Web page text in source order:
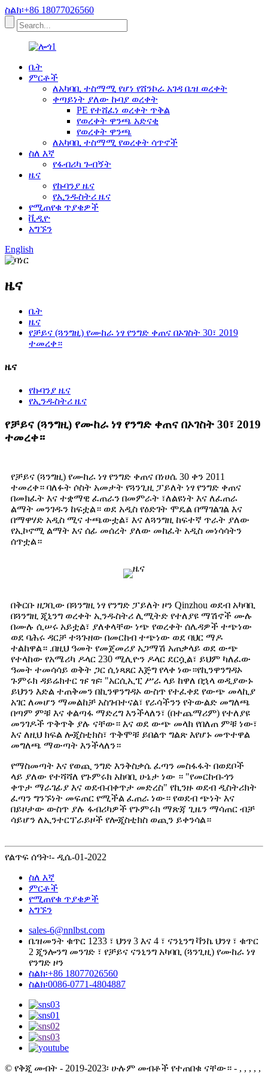
ስልክ፡+86 18077026560
ቤት
ምርቶች
ለአካባቢ ተስማሚ የሆነ የሸንኮራ አገዳ ቤዝ ወረቀት
ቀጣይነት ያለው ኩባያ ወረቀት
PE የተሸፈነ ወረቀት ጥቅል
የወረቀት ዋንጫ አድናቂ
የወረቀት ዋንጫ
ለአካባቢ ተስማሚ የወረቀት ሳጥኖች
ስለ እኛ
የፋብሪካ ጉብኝት
ዜና
የኩባንያ ዜና
የኢንዱስትሪ ዜና
የሚጠየቁ ጥያቄዎች
ቪዲዮ
አግኙን
English
ዜና
ቤት
ዜና
የቻይና (ጓንግዚ) የሙከራ ነፃ የንግድ ቀጠና በኦገስት 30፣ 2019
ተመረቀ።
ዜና
የኩባንያ ዜና
የኢንዱስትሪ ዜና
የቻይና (ጓንግዚ) የሙከራ ነፃ የንግድ ቀጠና በኦገስት 30፣ 2019
ተመረቀ።
የቻይና (ጓንግዚ) የሙከራ ነፃ የንግድ ቀጠና በነሀሴ 30 ቀን 2011
ተመረቀ። ባለፉት ሶስት አመታት የጓንጊዚ ፓይለት ነፃ የንግድ ቀጠና
በመክፈት እና ተቋማዊ ፈጠራን በመምራት ፣ለልዩነት እና ለፈጠራ
ልማት መንገዱን ከፍቷል። ወደ አዲስ የዕድገት ሞዴል በማገልገል እና
በማዋሃድ አዲስ ሚና ተጫውቷል፣ እና ለጓንግዚ ከፍተኛ ጥራት ያለው
የኢኮኖሚ ልማት እና ሰፊ መሰረት ያለው መከፈት አዲስ መነሳሳትን
ሰጥቷል።
በቅርቡ ዘጋቢው በጓንግዚ ነፃ የንግድ ፓይለት ዞን Qinzhou ወደብ አካባቢ
በጓንግዚ ጂኒንግ ወረቀት ኢንዱስትሪ ሊሚትድ የተለያዩ ማሽኖች ሙሉ
በሙሉ ሲሠሩ አይቷል፣ ያለቀላቸው ነጭ የወረቀት ሰሌዳዎች ተጭነው
ወደ ባሕሩ ዳርቻ ተጓጉዘው በመርከብ ተጭነው ወደ ባህር ማዶ
ተልከዋል። .በዚህ ዓመት የመጀመሪያ አጋማሽ አጠቃላይ ወደ ውጭ
የተላከው የአሜሪካ ዶላር 230 ሚሊዮን ዶላር ደርሷል፣ ይህም ካለፈው
ዓመት ተመሳሳይ ወቅት ጋር ሲነጻጸር እጅግ የላቀ ነው።የኪንዋንግዳኦ
ጉምሩክ ዳይሬክተር ዡ ዡ፡ "አርሲኢፒ ሥራ ላይ ከዋለ በኋላ ወዲያውኑ
ይህንን እድል ተጠቅመን በኪንዋንግዳኦ ውስጥ የተፈቀደ የውጭ መላኪያ
አገር ለመሆን ማመልከቻ አስገብተናል፣ የራሳችንን የትውልድ መግለጫ
በጣም ምቹ እና ቀልጣፋ ማድረግ እንችላለን፣ (በተጨማሪም) የተለያዩ
መንገዶች ጥቅጥቅ ያሉ ናቸው። እና ወደ ውጭ መላክ የበለጠ ምቹ ነው፣
እና ለዚህ ክፍል ሎጂስቲክስ፣ ጥቅሞቹ ይበልጥ ግልጽ እየሆኑ መጥተዋል
መግለጫ ማውጣት እንችላለን።
የማስመጣት እና የወጪ ንግድ እንቅስቃሴ ፈጣን መስፋፋት በወደቦች
ላይ ያለው የተሻሻለ የጉምሩክ አከባቢ ሁኔታ ነው ። "የመርከብ-ጎን
ቀጥታ ማራገፊያ እና ወደብ-በቀጥታ መድረስ" የኪንዙ ወደብ ዲስትሪክት
ፈጣን ግንኙነት መፍጠር የሚችል ፈጠራ ነው። የወደብ ጭነት እና
በይዞታው ውስጥ ያሉ ፋብሪካዎች የጉምሩክ ማጽጃ ጊዜን ማሳጠር ብቻ
ሳይሆን ለኢንተርፕራይዞች የሎጂስቲክስ ወጪን ይቀንሳል።
የልጥፍ ሰዓት፡- ዲሴ-01-2022
ስለ እኛ
ምርቶች
የሚጠየቁ ጥያቄዎች
አግኙን
sales-6@nnlbst.com
ቤዝመንት ቁጥር 1233 ፣ ህንፃ 3 እና 4 ፣ ናንኒንግ ቫንኬ ህንፃ ፣ ቁጥር
2 ጂንሎንግ መንገድ ፣ የቻይና ናንኒንግ አካባቢ (ጓንጊዚ) የሙከራ ነፃ
የንግድ ዞን
ስልክ፡+86 18077026560
ስልክ፡0086-0771-4804887
© የቅጂ መብት - 2019-2023፡ ሁሉም መብቶች የተጠበቁ ናቸው። - , , , , ,